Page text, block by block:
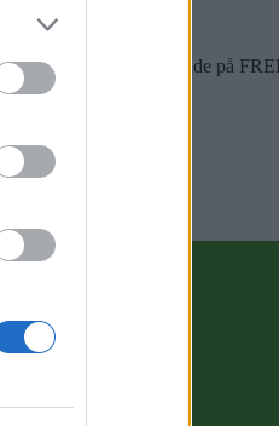
finner veien til Grinde på